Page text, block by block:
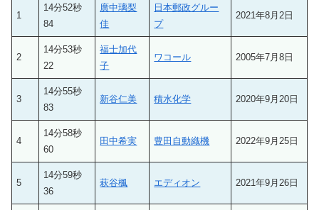
1
14分52秒
84
廣中璃梨
佳
日本郵政グルー
プ
2021年8月2日
2
14分53秒
22
福士加代
子
ワコール 2005年7月8日
3
14分55秒
83
新谷仁美 積水化学 2020年9月20日
4
14分58秒
60
田中希実 豊田自動織機 2022年9月25日
5
14分59秒
36
萩谷楓 エディオン 2021年9月26日